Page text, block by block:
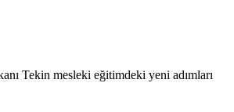
Tekin mesleki eğitimdeki yeni adımları